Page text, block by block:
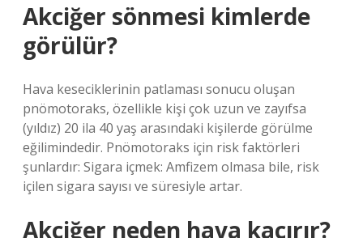
Akciğer sönmesi kimlerde
görülür?
Hava keseciklerinin patlaması sonucu oluşan
pnömotoraks, özellikle kişi çok uzun ve zayıfsa
(yıldız) 20 ila 40 yaş arasındaki kişilerde görülme
eğilimindedir. Pnömotoraks için risk faktörleri
şunlardır: Sigara içmek: Amfizem olmasa bile, risk
içilen sigara sayısı ve süresiyle artar.
Akciğer neden hava kaçırır?